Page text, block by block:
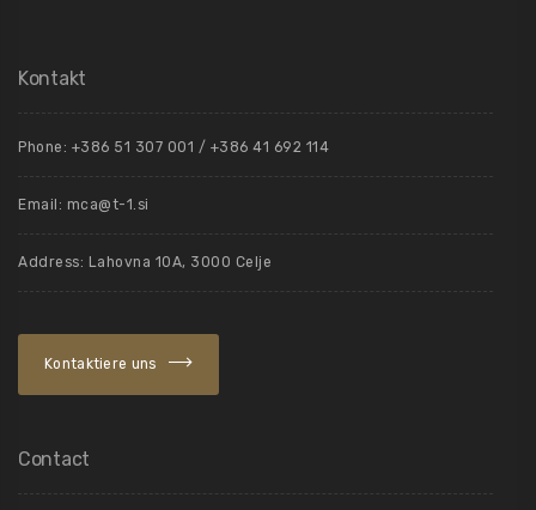
Kontakt
Phone: +386 51 307 001 / +386 41 692 114
Email: mca@t-1.si
Address: Lahovna 10A, 3000 Celje
Kontaktiere uns
Contact